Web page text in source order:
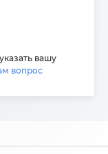
вашу
вопрос